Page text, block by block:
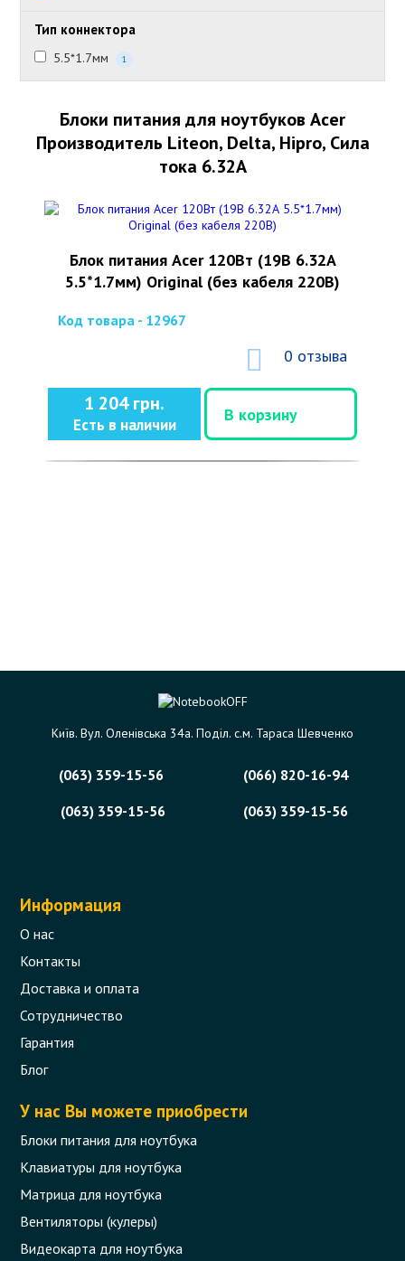
Тип коннектора
5.5*1.7мм 1
Блоки питания для ноутбуков Acer
Производитель Liteon, Delta, Hipro, Сила
тока 6.32А
Блок питания Acer 120Вт (19В 6.32А
5.5*1.7мм) Original (без кабеля 220В)
Код товара - 12967
0 отзыва
1 204 грн.
Есть в наличии
В корзину
Київ. Вул. Оленівська 34а. Поділ. с.м. Тараса Шевченко
(063) 359-15-56
(066) 820-16-94
(063) 359-15-56
(063) 359-15-56
Информация
О нас
Контакты
Доставка и оплата
Сотрудничество
Гарантия
Блог
У нас Вы можете приобрести
Блоки питания для ноутбука
Клавиатуры для ноутбука
Матрица для ноутбука
Вентиляторы (кулеры)
Видеокарта для ноутбука